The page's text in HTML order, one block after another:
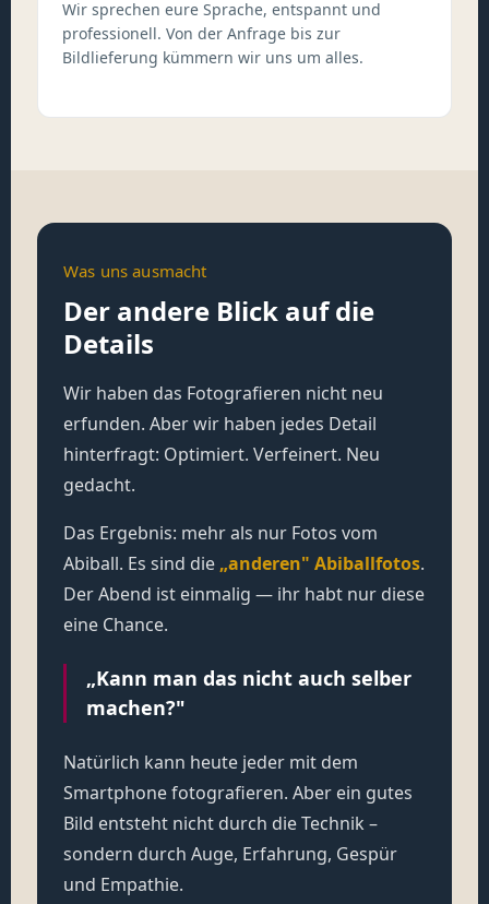
Wir sprechen eure Sprache, entspannt und
professionell. Von der Anfrage bis zur
Bildlieferung kümmern wir uns um alles.
Was uns ausmacht
Der andere Blick auf die
Details
Wir haben das Fotografieren nicht neu
erfunden. Aber wir haben jedes Detail
hinterfragt: Optimiert. Verfeinert. Neu
gedacht.
Das Ergebnis: mehr als nur Fotos vom
Abiball. Es sind die „anderen" Abiballfotos.
Der Abend ist einmalig — ihr habt nur diese
eine Chance.
„Kann man das nicht auch selber
machen?"
Natürlich kann heute jeder mit dem
Smartphone fotografieren. Aber ein gutes
Bild entsteht nicht durch die Technik –
sondern durch Auge, Erfahrung, Gespür
und Empathie.